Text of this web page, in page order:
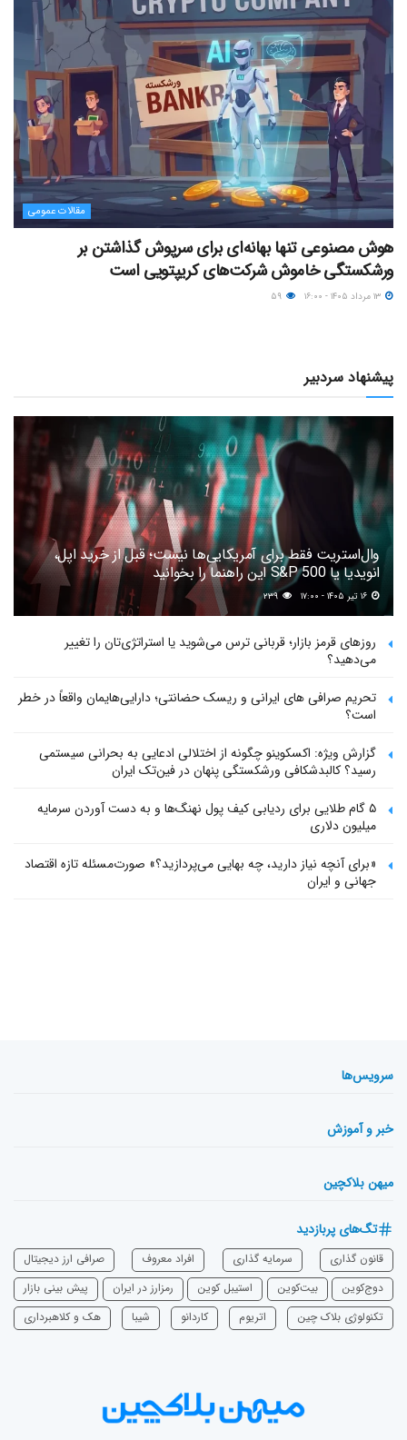
مقالات عمومی
هوش مصنوعی تنها بهانه‌ای برای سرپوش گذاشتن بر
ورشکستگی خاموش شرکت‌های کریپتویی است
پیشنهاد سردبیر
وال‌استریت فقط برای آمریکایی‌ها نیست؛ قبل از خرید اپل،
انویدیا یا S&P 500 این راهنما را بخوانید
۲۳۹
روزهای قرمز بازار؛ قربانی ترس می‌شوید یا استراتژی‌تان را تغییر
می‌دهید؟
تحریم صرافی های ایرانی و ریسک حضانتی؛ دارایی‌هایمان واقعاً در خطر
است؟
گزارش ویژه: اکسکوینو چگونه از اختلالی ادعایی به بحرانی سیستمی
رسید؟ کالبدشکافی ورشکستگی پنهان در فین‌تک ایران
۵ گام طلایی برای ردیابی کیف پول‌ نهنگ‌ها و به دست آوردن سرمایه
میلیون دلاری
«برای آنچه نیاز دارید، چه بهایی می‌پردازید؟» صورت‌مسئله تازه اقتصاد
جهانی و ایران
سرویس‌ها
خبر و آموزش
میهن بلاکچین
تگ‌های پربازدید
قانون گذاری سرمایه‌ گذاری افراد معروف
صرافی ارز دیجیتال
دوج‌کوین
بیت‌کوین استیبل کوین رمزارز در ایران
پیش بینی بازار
تکنولوژی بلاک چین
اتریوم ‌کاردانو شیبا هک و کلاهبرداری